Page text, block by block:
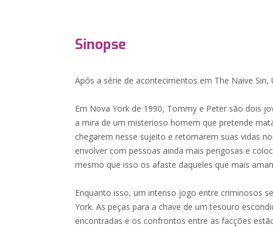
Sinopse
Após a série de acontecimentos em The Naive Sin,
Em Nova York de 1990, Tommy e Peter são dois
a mira de um misterioso homem que pretende
chegarem nesse sujeito e retomarem suas vidas
envolver com pessoas ainda mais perigosas e
mesmo que isso os afaste daqueles que mais
Enquanto isso, um intenso jogo entre criminosos
York. As peças para a chave de um tesouro
encontradas e os confrontos entre as facções